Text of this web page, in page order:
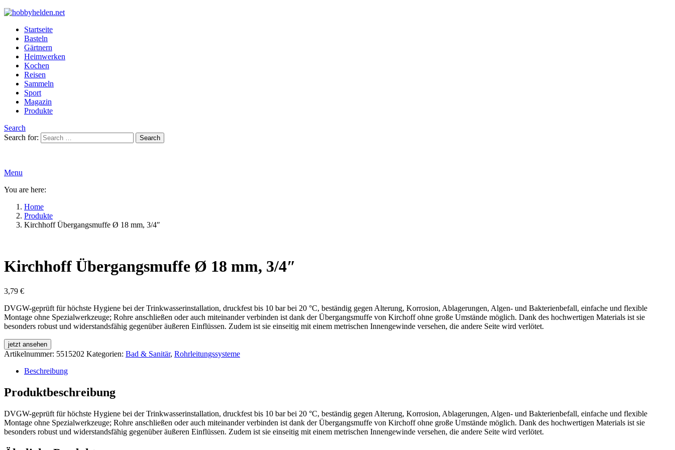
Startseite
Basteln
Gärtnern
Heimwerken
Kochen
Reisen
Sammeln
Sport
Magazin
Produkte
Search
Search for:
Search
Menu
You are here:
Home
Produkte
Kirchhoff Übergangsmuffe Ø 18 mm, 3/4″
Kirchhoff Übergangsmuffe Ø 18 mm, 3/4″
3,79 €
DVGW-geprüft für höchste Hygiene bei der Trinkwasserinstallation, druckfest bis 10 bar bei 20 °C, beständig gegen Alterung, Korrosion, Ablagerungen, Algen- und Bakterienbefall, einfache und flexible
Montage ohne Spezialwerkzeuge; Rohre anschließen oder auch miteinander verbinden ist dank der Übergangsmuffe von Kirchoff ohne große Umstände möglich. Dank des hochwertigen Materials ist sie
besonders robust und widerstandsfähig gegenüber äußeren Einflüssen. Zudem ist sie einseitig mit einem metrischen Innengewinde versehen, die andere Seite wird verlötet.
jetzt ansehen
Artikelnummer: 5515202 Kategorien: Bad & Sanitär, Rohrleitungssysteme
Beschreibung
Produktbeschreibung
DVGW-geprüft für höchste Hygiene bei der Trinkwasserinstallation, druckfest bis 10 bar bei 20 °C, beständig gegen Alterung, Korrosion, Ablagerungen, Algen- und Bakterienbefall, einfache und flexible
Montage ohne Spezialwerkzeuge; Rohre anschließen oder auch miteinander verbinden ist dank der Übergangsmuffe von Kirchoff ohne große Umstände möglich. Dank des hochwertigen Materials ist sie
besonders robust und widerstandsfähig gegenüber äußeren Einflüssen. Zudem ist sie einseitig mit einem metrischen Innengewinde versehen, die andere Seite wird verlötet.